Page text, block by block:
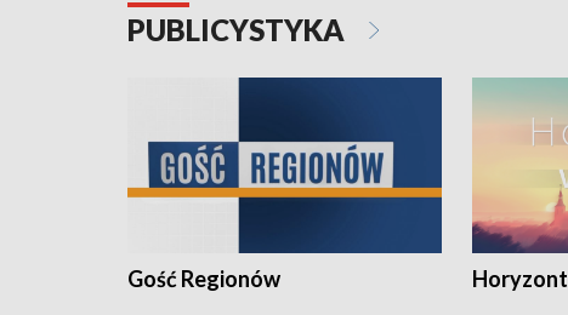
PUBLICYSTYKA
Gość Regionów